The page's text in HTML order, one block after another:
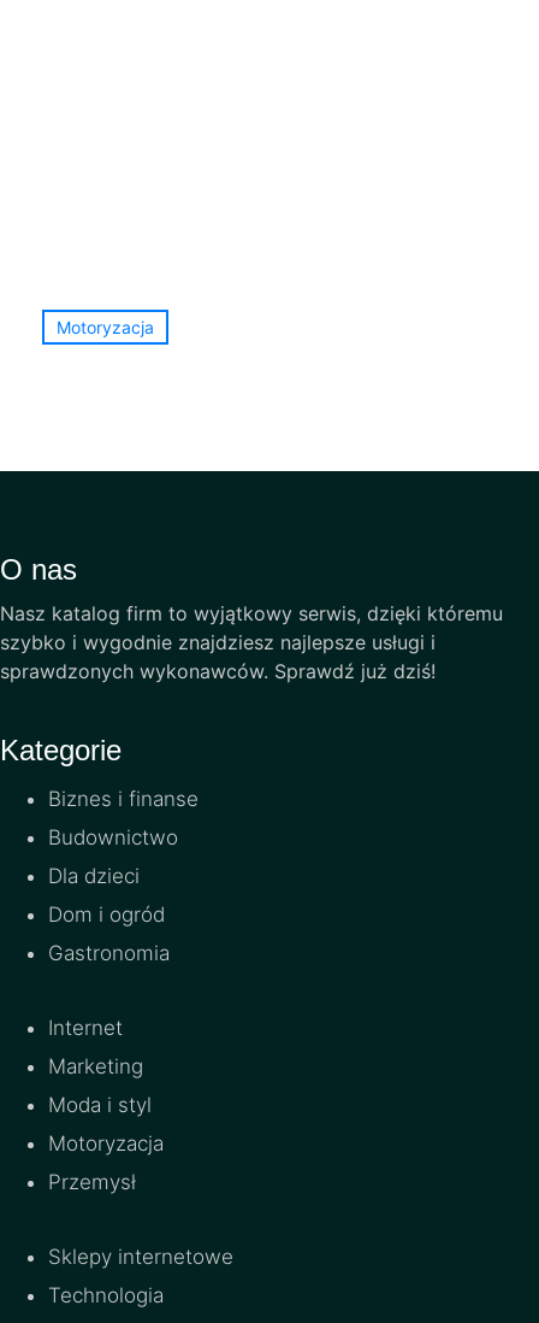
Motoryzacja
O nas
Nasz katalog firm to wyjątkowy serwis, dzięki któremu
szybko i wygodnie znajdziesz najlepsze usługi i
sprawdzonych wykonawców. Sprawdź już dziś!
Kategorie
Biznes i finanse
Budownictwo
Dla dzieci
Dom i ogród
Gastronomia
Internet
Marketing
Moda i styl
Motoryzacja
Przemysł
Sklepy internetowe
Technologia